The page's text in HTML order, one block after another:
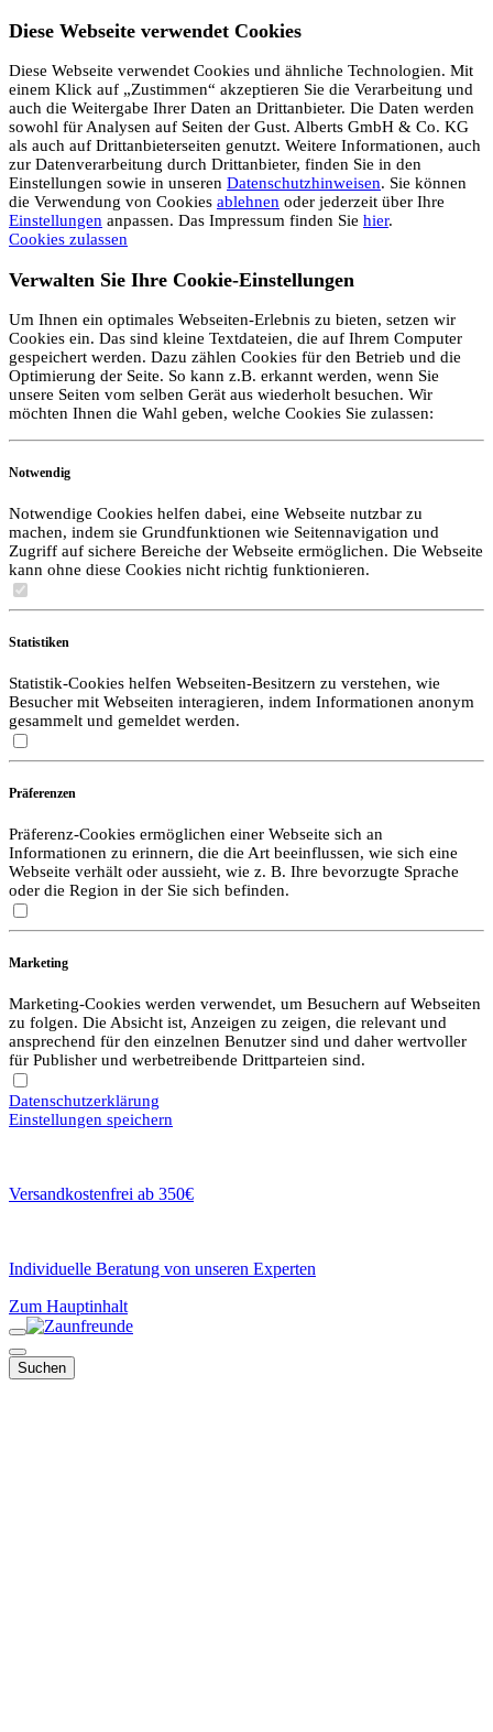
Diese Webseite verwendet Cookies
Diese Webseite verwendet Cookies und ähnliche Technologien. Mit
einem Klick auf „Zustimmen“ akzeptieren Sie die Verarbeitung und
auch die Weitergabe Ihrer Daten an Drittanbieter. Die Daten werden
sowohl für Analysen auf Seiten der Gust. Alberts GmbH & Co. KG
als auch auf Drittanbieterseiten genutzt. Weitere Informationen, auch
zur Datenverarbeitung durch Drittanbieter, finden Sie in den
Einstellungen sowie in unseren Datenschutzhinweisen. Sie können
die Verwendung von Cookies ablehnen oder jederzeit über Ihre
Einstellungen anpassen. Das Impressum finden Sie hier.
Cookies zulassen
Verwalten Sie Ihre Cookie-Einstellungen
Um Ihnen ein optimales Webseiten-Erlebnis zu bieten, setzen wir
Cookies ein. Das sind kleine Textdateien, die auf Ihrem Computer
gespeichert werden. Dazu zählen Cookies für den Betrieb und die
Optimierung der Seite. So kann z.B. erkannt werden, wenn Sie
unsere Seiten vom selben Gerät aus wiederholt besuchen. Wir
möchten Ihnen die Wahl geben, welche Cookies Sie zulassen:
Notwendig
Notwendige Cookies helfen dabei, eine Webseite nutzbar zu
machen, indem sie Grundfunktionen wie Seitennavigation und
Zugriff auf sichere Bereiche der Webseite ermöglichen. Die Webseite
kann ohne diese Cookies nicht richtig funktionieren.
Statistiken
Statistik-Cookies helfen Webseiten-Besitzern zu verstehen, wie
Besucher mit Webseiten interagieren, indem Informationen anonym
gesammelt und gemeldet werden.
Präferenzen
Präferenz-Cookies ermöglichen einer Webseite sich an
Informationen zu erinnern, die die Art beeinflussen, wie sich eine
Webseite verhält oder aussieht, wie z. B. Ihre bevorzugte Sprache
oder die Region in der Sie sich befinden.
Marketing
Marketing-Cookies werden verwendet, um Besuchern auf Webseiten
zu folgen. Die Absicht ist, Anzeigen zu zeigen, die relevant und
ansprechend für den einzelnen Benutzer sind und daher wertvoller
für Publisher und werbetreibende Drittparteien sind.
Datenschutzerklärung
Einstellungen speichern
Versandkostenfrei ab 350€
Individuelle Beratung von unseren Experten
Zum Hauptinhalt
Suchen